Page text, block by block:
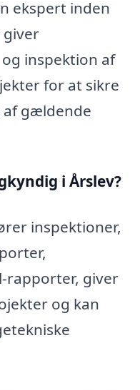
ekspert inden
inspektion af
for at sikre
af gældende
i Årslev?
inspektioner,
rapporter, giver
og kan